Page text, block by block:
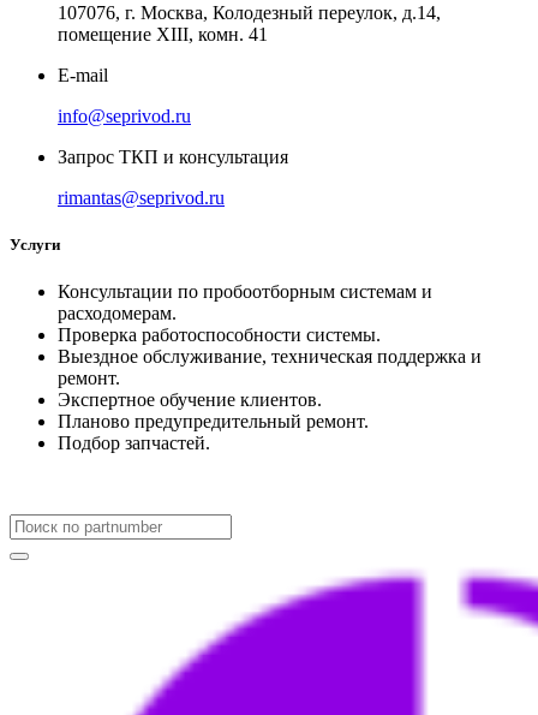
107076, г. Москва, Колодезный переулок, д.14,
помещение ХIII, комн. 41
E-mail
info@seprivod.ru
Запрос ТКП и консультация
rimantas@seprivod.ru
Услуги
Консультации по пробоотборным системам и
расходомерам.
Проверка работоспособности системы.
Выездное обслуживание, техническая поддержка и
ремонт.
Экспертное обучение клиентов.
Планово предупредительный ремонт.
Подбор запчастей.